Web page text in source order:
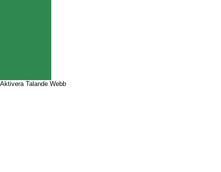
Aktivera Talande Webb